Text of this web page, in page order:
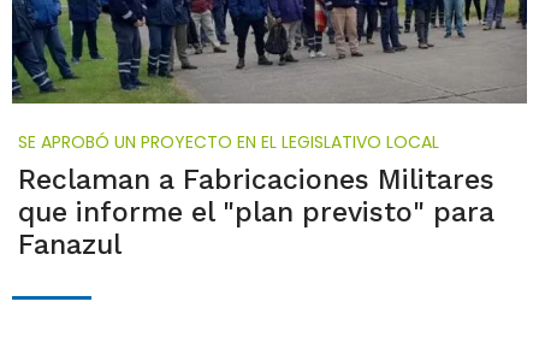
SE APROBÓ UN PROYECTO EN EL LEGISLATIVO LOCAL
Reclaman a Fabricaciones Militares
que informe el "plan previsto" para
Fanazul